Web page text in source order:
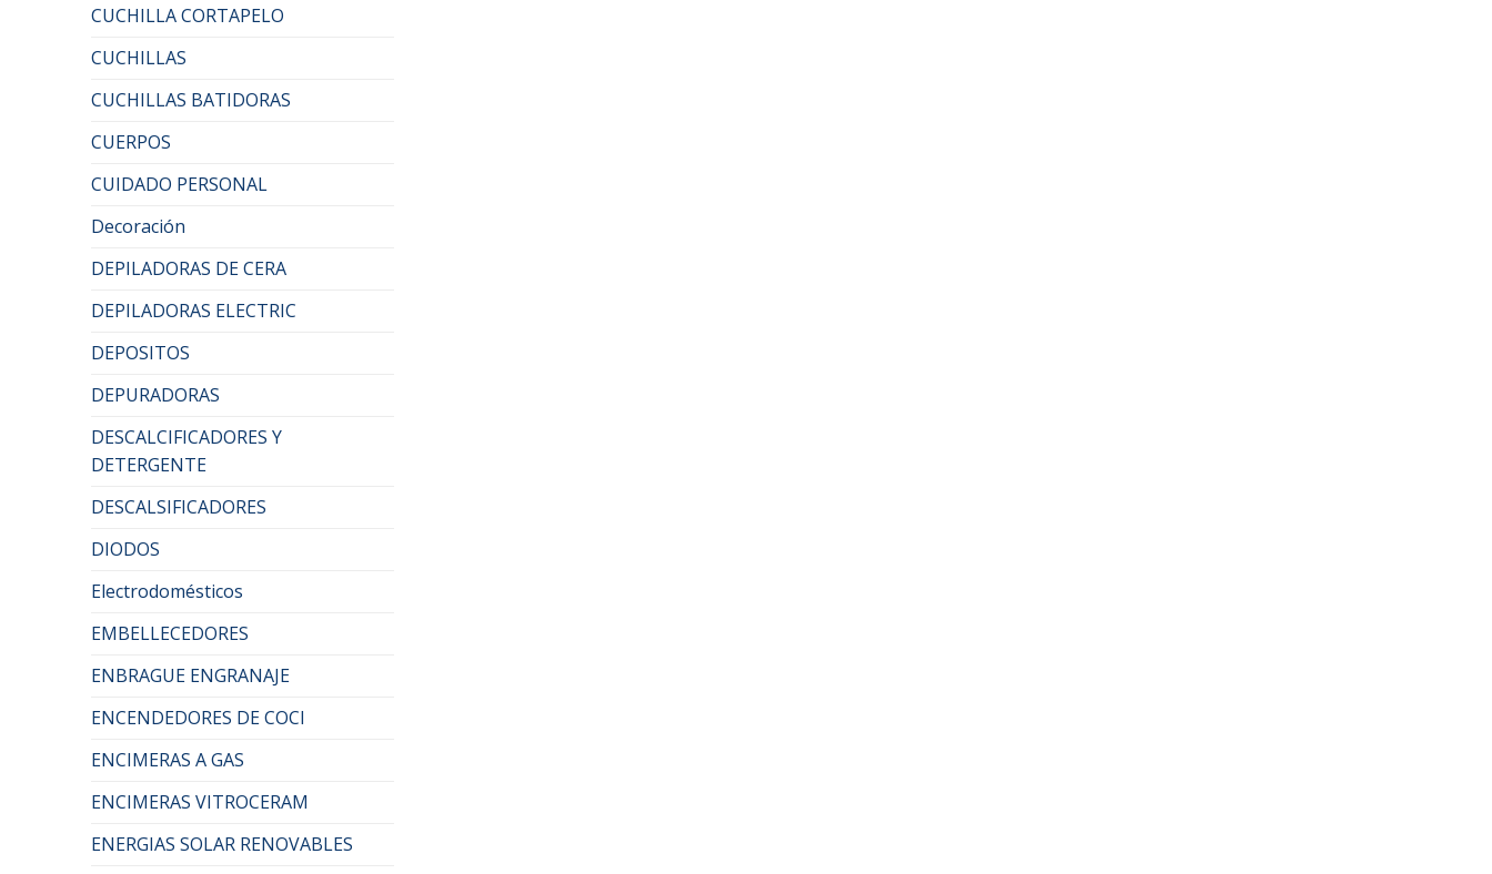
CUCHILLA CORTAPELO
CUCHILLAS
CUCHILLAS BATIDORAS
CUERPOS
CUIDADO PERSONAL
Decoración
DEPILADORAS DE CERA
DEPILADORAS ELECTRIC
DEPOSITOS
DEPURADORAS
DESCALCIFICADORES Y
DETERGENTE
DESCALSIFICADORES
DIODOS
Electrodomésticos
EMBELLECEDORES
ENBRAGUE ENGRANAJE
ENCENDEDORES DE COCI
ENCIMERAS A GAS
ENCIMERAS VITROCERAM
ENERGIAS SOLAR RENOVABLES